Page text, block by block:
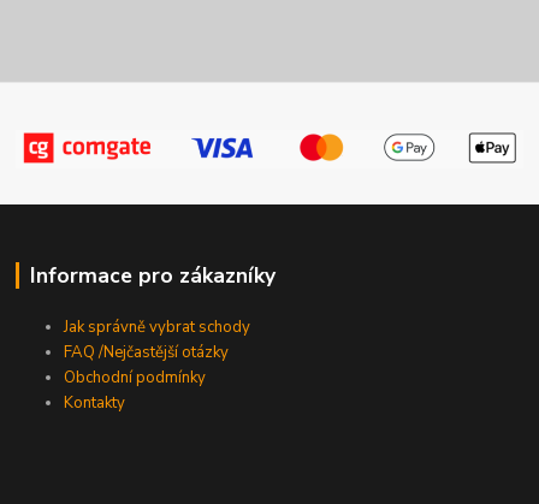
Informace pro zákazníky
Jak správně vybrat schody
FAQ /Nejčastější otázky
Obchodní podmínky
Kontakty